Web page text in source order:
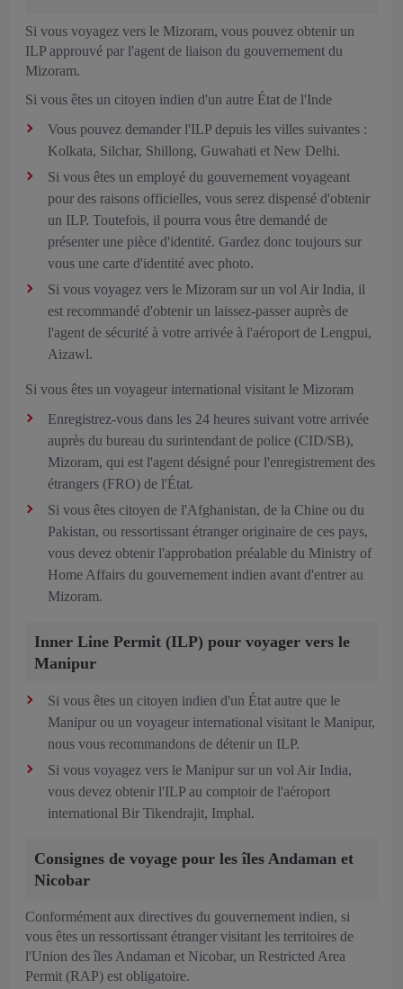
Si vous voyagez vers le Mizoram, vous pouvez obtenir un
ILP approuvé par l'agent de liaison du gouvernement du
Mizoram.
Si vous êtes un citoyen indien d'un autre État de l'Inde
Vous pouvez demander l'ILP depuis les villes suivantes :
Kolkata, Silchar, Shillong, Guwahati et New Delhi.
Si vous êtes un employé du gouvernement voyageant
pour des raisons officielles, vous serez dispensé d'obtenir
un ILP. Toutefois, il pourra vous être demandé de
présenter une pièce d'identité. Gardez donc toujours sur
vous une carte d'identité avec photo.
Si vous voyagez vers le Mizoram sur un vol Air India, il
est recommandé d'obtenir un laissez‑passer auprès de
l'agent de sécurité à votre arrivée à l'aéroport de Lengpui,
Aizawl.
Si vous êtes un voyageur international visitant le Mizoram
Enregistrez‑vous dans les 24 heures suivant votre arrivée
auprès du bureau du surintendant de police (CID/SB),
Mizoram, qui est l'agent désigné pour l'enregistrement des
étrangers (FRO) de l'État.
Si vous êtes citoyen de l'Afghanistan, de la Chine ou du
Pakistan, ou ressortissant étranger originaire de ces pays,
vous devez obtenir l'approbation préalable du Ministry of
Home Affairs du gouvernement indien avant d'entrer au
Mizoram.
Inner Line Permit (ILP) pour voyager vers le
Manipur
Si vous êtes un citoyen indien d'un État autre que le
Manipur ou un voyageur international visitant le Manipur,
nous vous recommandons de détenir un ILP.
Si vous voyagez vers le Manipur sur un vol Air India,
vous devez obtenir l'ILP au comptoir de l'aéroport
international Bir Tikendrajit, Imphal.
Consignes de voyage pour les îles Andaman et
Nicobar
Conformément aux directives du gouvernement indien, si
vous êtes un ressortissant étranger visitant les territoires de
l'Union des îles Andaman et Nicobar, un Restricted Area
Permit (RAP) est obligatoire.